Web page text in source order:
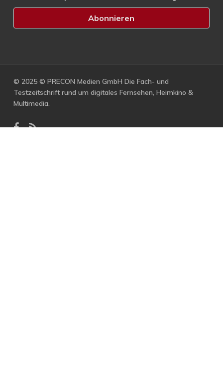
© 2025 © PRECON Medien GmbH Die Fach- und
Testzeitschrift rund um digitales Fernsehen, Heimkino &
Multimedia.
facebook
RSS